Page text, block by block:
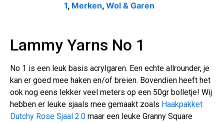
1, Merken, Wol & Garen
Lammy Yarns No 1
No 1 is een leuk basis acrylgaren. Een echte allrounder, je
kan er goed mee haken en/of breien. Bovendien heeft het
ook nog eens lekker veel meters op een 50gr bolletje! Wij
hebben er leuke sjaals mee gemaakt zoals Haakpakket
Dutchy Rose Sjaal 2.0 maar een leuke Granny Square